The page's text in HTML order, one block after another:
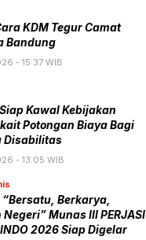
KDM Tegur Camat
Bandung
- 15:37 WIB
Kawal Kebijakan
Potongan Biaya Bagi
Disabilitas
- 13:05 WIB
Berkarya,
Munas III PERJASI
2026 Siap Digelar